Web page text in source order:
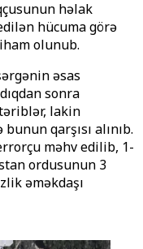
həlak
hücuma görə
olunub.
əsas
sonra
lakin
qarşısı alınıb.
məhv edilib, 1-
ordusunun 3
əməkdaşı